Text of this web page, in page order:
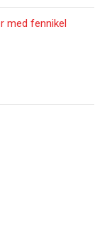
med fennikel